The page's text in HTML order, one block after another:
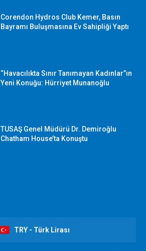
Corendon Hydros Club Kemer, Basın
Bayramı Buluşmasına Ev Sahipliği Yaptı
“Havacılıkta Sınır Tanımayan Kadınlar”ın
Yeni Konuğu: Hürriyet Munanoğlu
TUSAŞ Genel Müdürü Dr. Demiroğlu
Chatham House’ta Konuştu
TRY - Türk Lirası